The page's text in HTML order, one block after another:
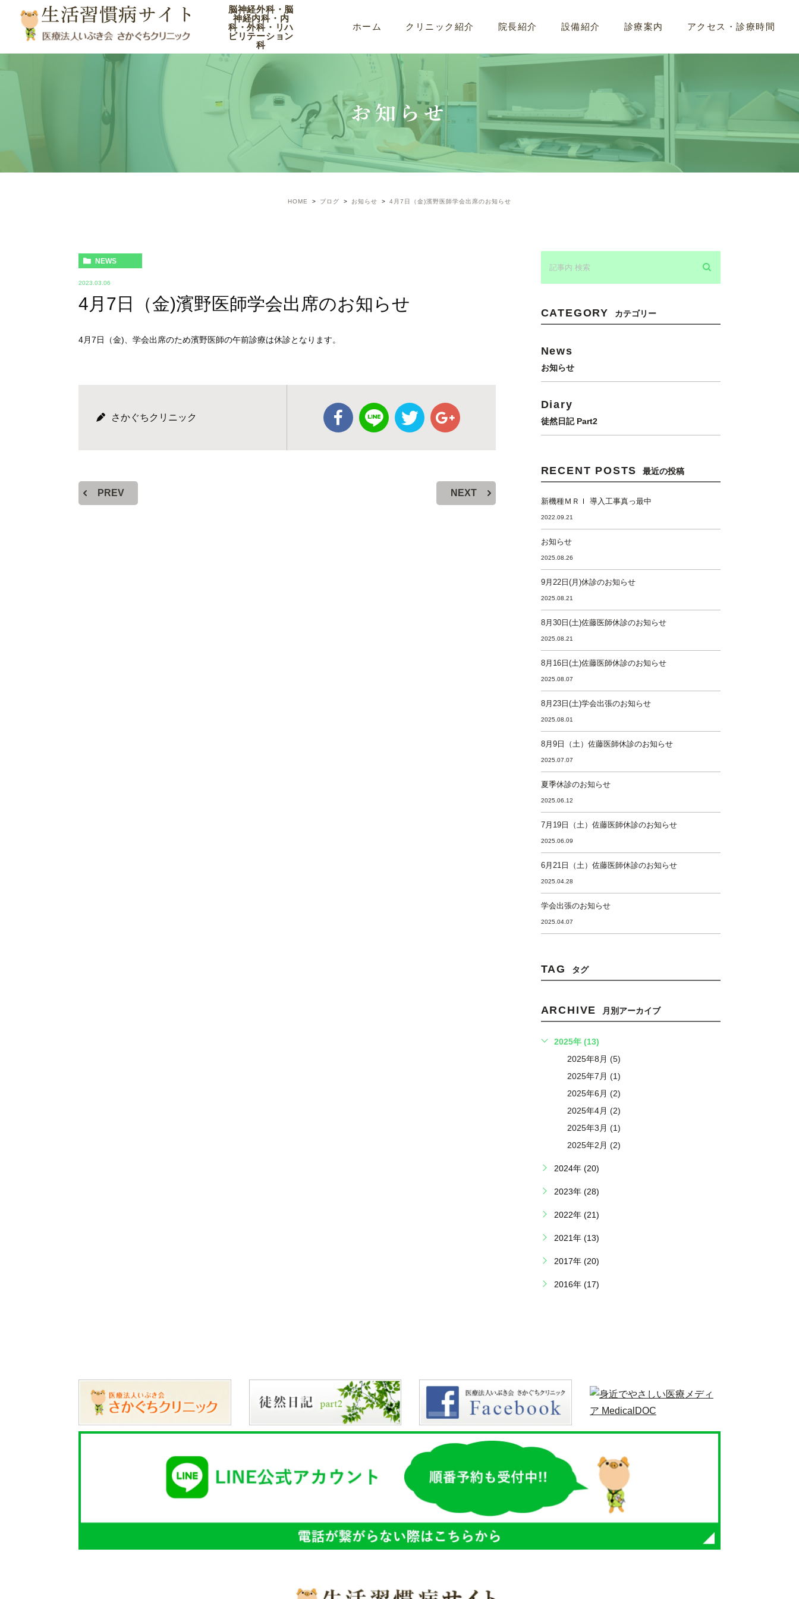
生活習慣病サイト
脳神経外科・脳
神経内科・内
科・外科・リハ
ビリテーション
科
ホーム クリニック紹介 院長紹介 設備紹介 診療案内 アクセス・診療時間
お知らせ
HOME ブログ お知らせ 4月7日（金)濱野医師学会出席のお知らせ
NEWS
2023.03.06
4月7日（金)濱野医師学会出席のお知らせ
4月7日（金)、学会出席のため濱野医師の午前診療は休診となります。
さかぐちクリニック
PREV NEXT
CATEGORY カテゴリー
News
お知らせ
Diary
徒然日記 Part2
RECENT POSTS 最近の投稿
新機種ＭＲＩ 導入工事真っ最中
2022.09.21
お知らせ
2025.08.26
9月22日(月)休診のお知らせ
2025.08.21
8月30日(土)佐藤医師休診のお知らせ
2025.08.21
8月16日(土)佐藤医師休診のお知らせ
2025.08.07
8月23日(土)学会出張のお知らせ
2025.08.01
8月9日（土）佐藤医師休診のお知らせ
2025.07.07
夏季休診のお知らせ
2025.06.12
7月19日（土）佐藤医師休診のお知らせ
2025.06.09
6月21日（土）佐藤医師休診のお知らせ
2025.04.28
学会出張のお知らせ
2025.04.07
TAG タグ
ARCHIVE 月別アーカイブ
2025年 (13)
2025年8月 (5)
2025年7月 (1)
2025年6月 (2)
2025年4月 (2)
2025年3月 (1)
2025年2月 (2)
2024年 (20)
2023年 (28)
2022年 (21)
2021年 (13)
2017年 (20)
2016年 (17)